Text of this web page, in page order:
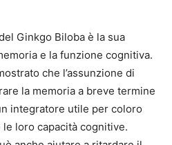
Ginkgo Biloba è la sua
e la funzione cognitiva.
che l’assunzione di
la memoria a breve termine
integratore utile per coloro
loro capacità cognitive.